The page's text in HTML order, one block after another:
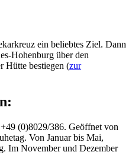
ein beliebtes Ziel. Dann
Hohenburg über den
Hütte bestiegen (zur
(0)8029/386. Geöffnet von
Von Januar bis Mai,
Im November und Dezember